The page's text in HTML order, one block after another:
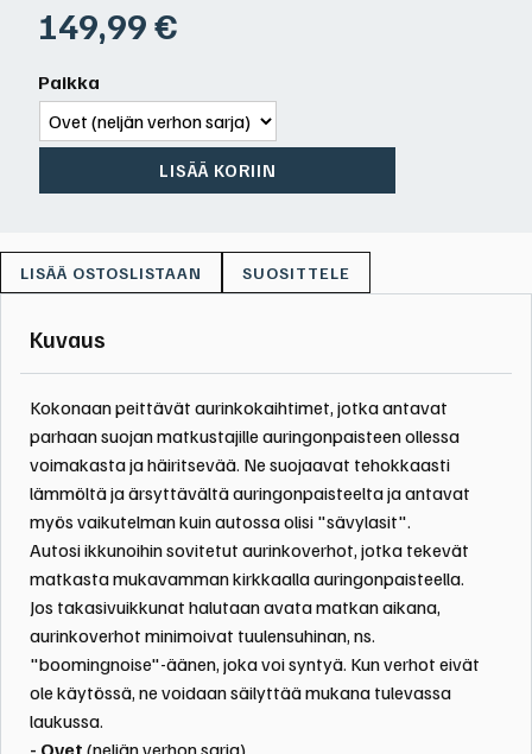
149,99€
Paikka
LISÄÄ KORIIN
SUOSITTELE
Kuvaus
Kokonaan peittävät aurinkokaihtimet, jotka antavat
parhaan suojan matkustajille auringonpaisteen ollessa
voimakasta ja häiritsevää. Ne suojaavat tehokkaasti
lämmöltä ja ärsyttävältä auringonpaisteelta ja antavat
myös vaikutelman kuin autossa olisi "sävylasit".
Autosi ikkunoihin sovitetut aurinkoverhot, jotka tekevät
matkasta mukavamman kirkkaalla auringonpaisteella.
Jos takasivuikkunat halutaan avata matkan aikana,
aurinkoverhot minimoivat tuulensuhinan, ns.
"boomingnoise"-äänen, joka voi syntyä. Kun verhot eivät
ole käytössä, ne voidaan säilyttää mukana tulevassa
laukussa.
- Ovet (neljän verhon sarja)